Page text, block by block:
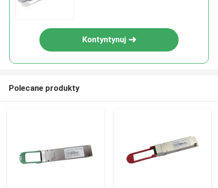
Kontyntynuj
Polecane produkty